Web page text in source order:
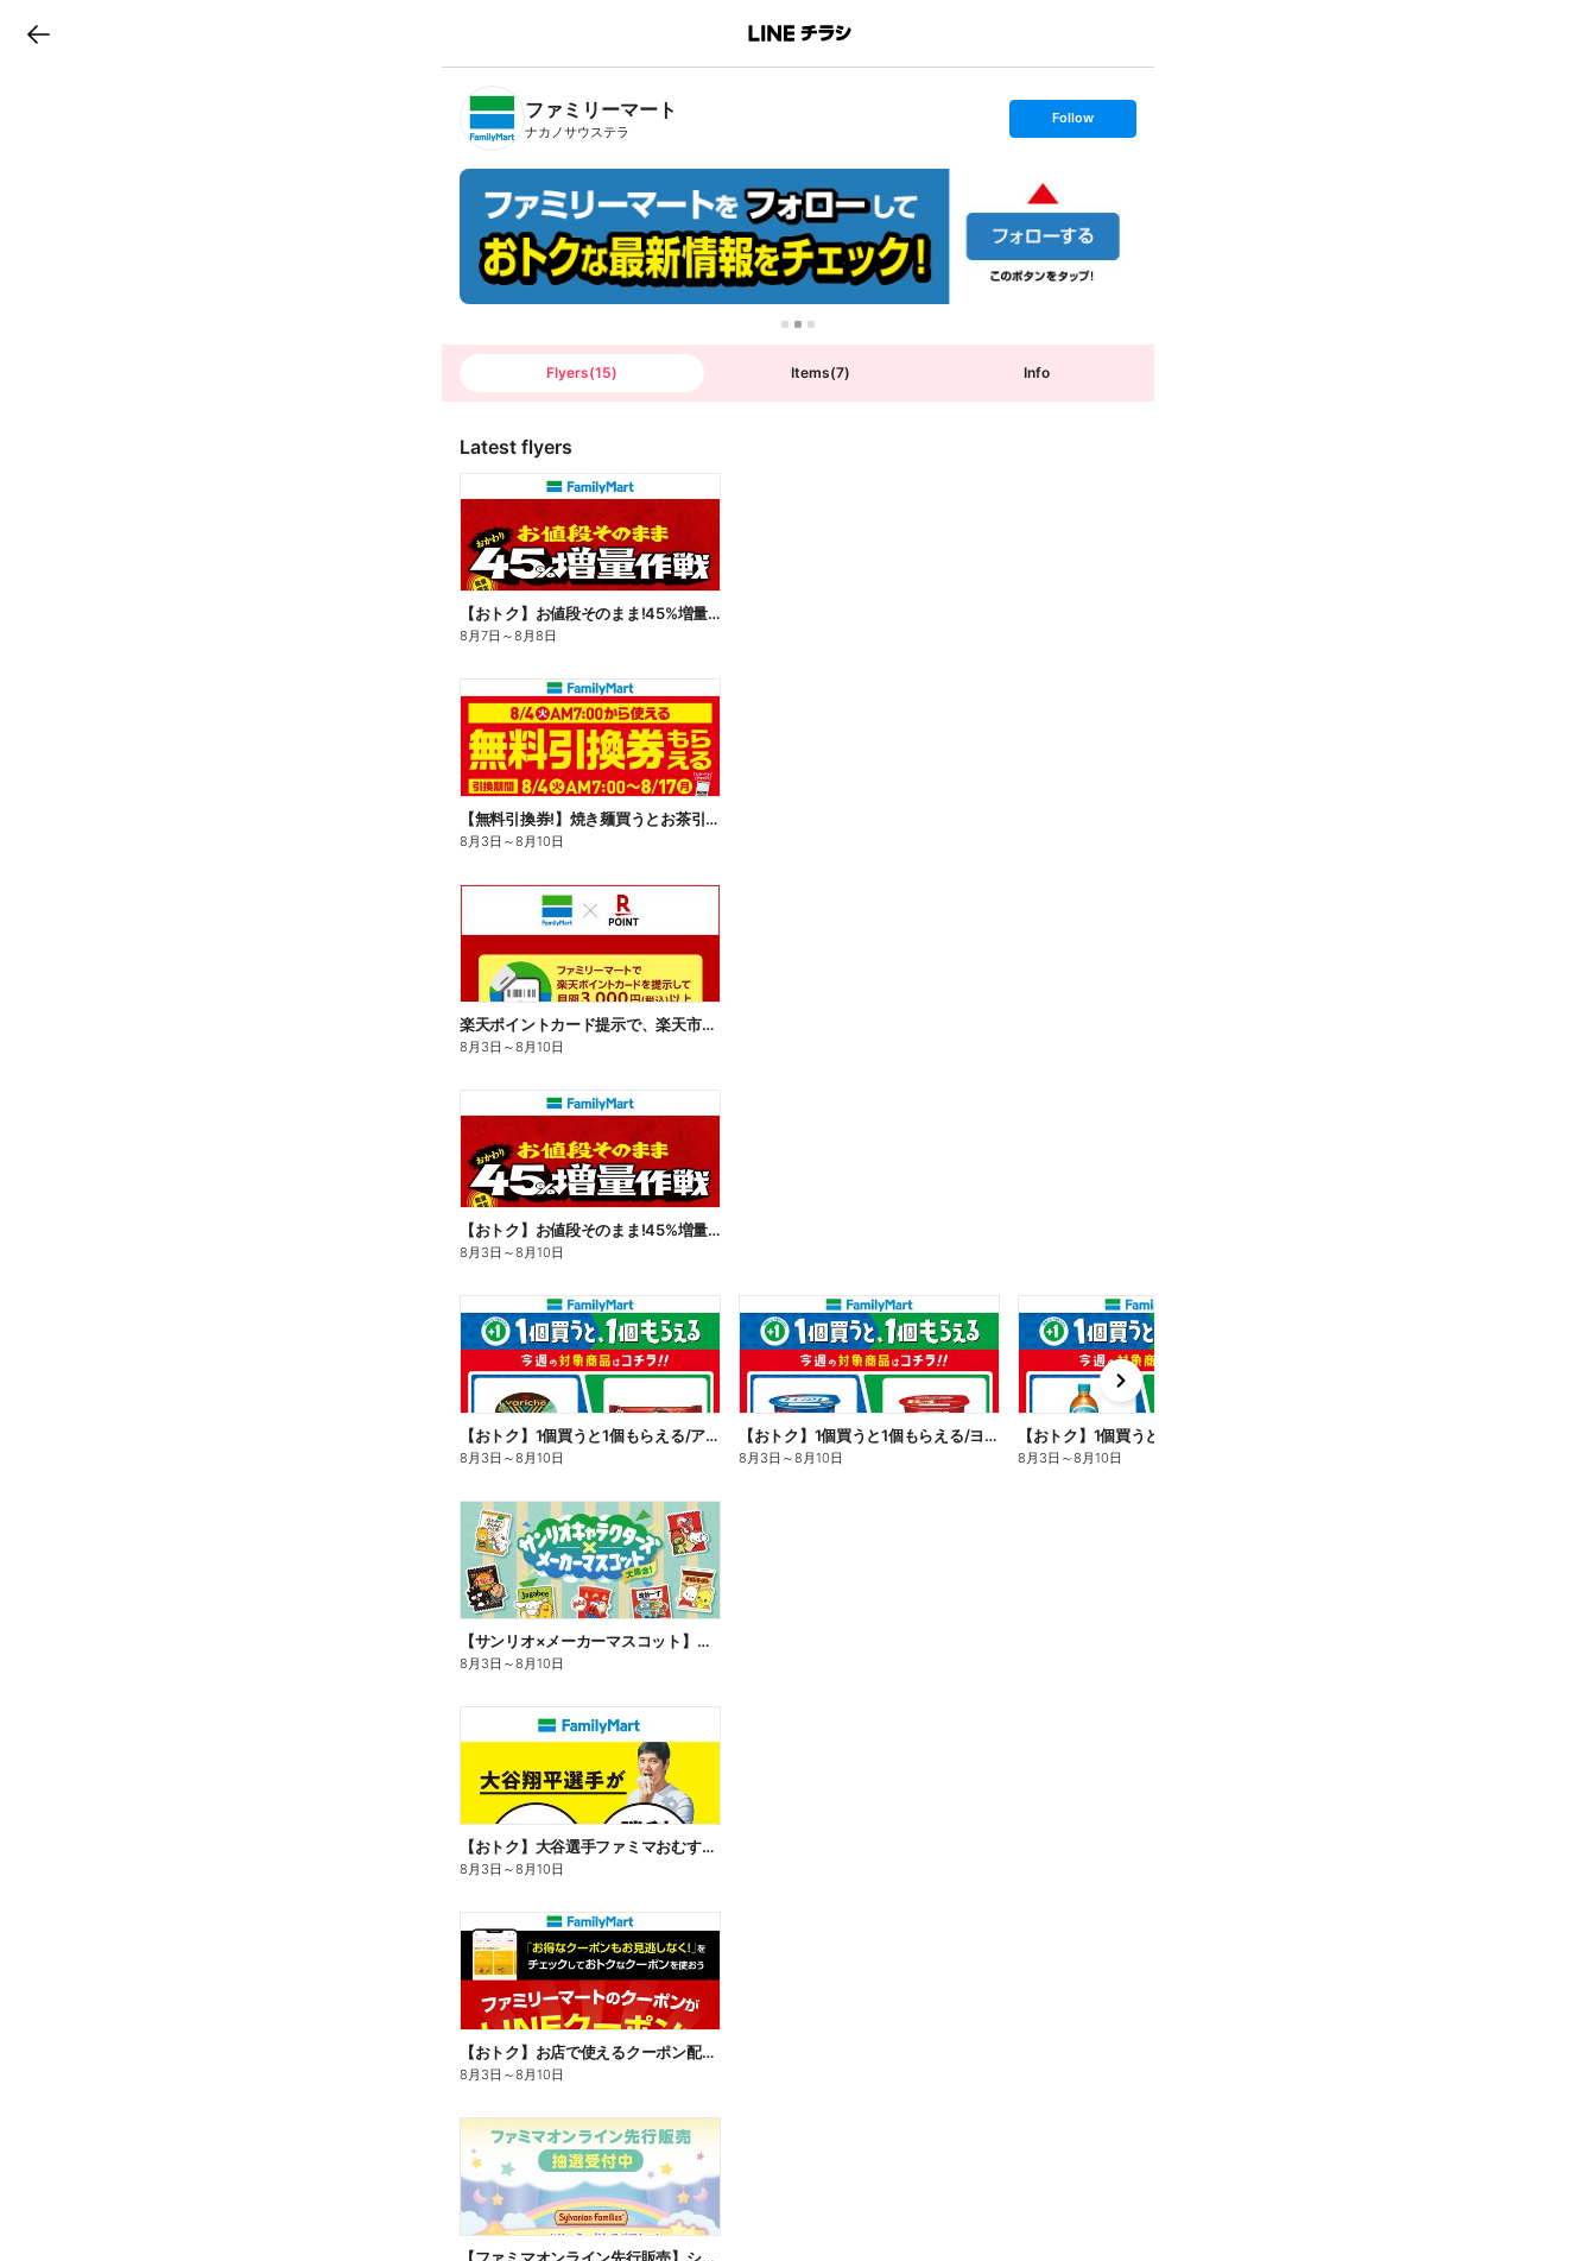
B
n
T
ファミリーマート
ナカノサウステラ
s
t
l
o
Follow
Flyers(15) Items(7) Info
Latest flyers
【おトク】お値段そのまま!45%増量作戦!
8月7日 ～8月8日
【無料引換券!】焼き麺買うとお茶引換券貰える!
8月3日 ～8月10日
楽天ポイントカード提示で、楽天市場でのお買い物がおトクに!
8月3日 ～8月10日
【おトク】お値段そのまま!45%増量作戦!
8月3日 ～8月10日
【おトク】1個買うと1個もらえる/アイス
8月3日 ～8月10日
【おトク】1個買うと1個もらえる/ヨーグルト
8月3日 ～8月10日
【おトク】1個買うと1個もらえる/麦茶
8月3日 ～8月10日
e
x
t
【サンリオ×メーカーマスコット】オリジナルグッズ貰える!
8月3日 ～8月10日
【おトク】大谷選手ファミマおむすび割
8月3日 ～8月10日
【おトク】お店で使えるクーポン配信中
8月3日 ～8月10日